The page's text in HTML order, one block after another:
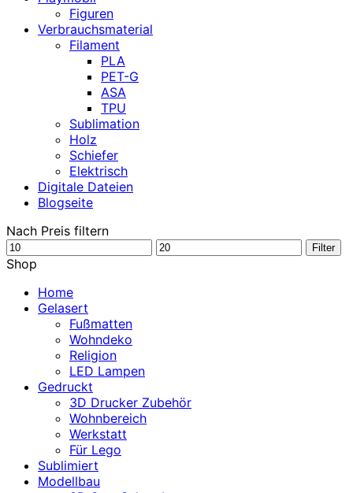
Figuren
Verbrauchsmaterial
Filament
PLA
PET-G
ASA
TPU
Sublimation
Holz
Schiefer
Elektrisch
Digitale Dateien
Blogseite
Nach Preis filtern
Min.
Preis
Max.
Filter
Shop
Home
Gelasert
Fußmatten
Wohndeko
Religion
LED Lampen
Gedruckt
3D Drucker Zubehör
Wohnbereich
Werkstatt
Für Lego
Sublimiert
Modellbau